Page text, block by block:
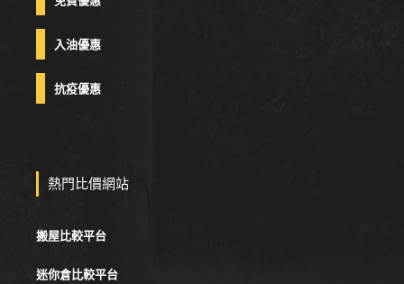
入油優惠
抗疫優惠
熱門比價網站
搬屋比較平台
迷你倉比較平台